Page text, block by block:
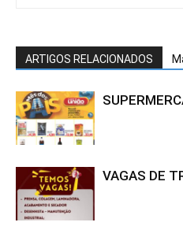
ARTIGOS RELACIONADOS
VAGAS DE